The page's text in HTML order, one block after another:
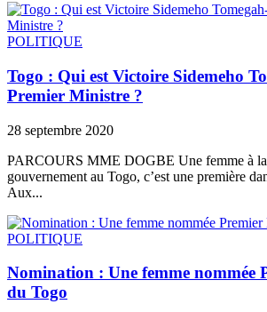
POLITIQUE
Togo : Qui est Victoire Sidemeho
Premier Ministre ?
28 septembre 2020
PARCOURS MME DOGBE Une femme à la
gouvernement au Togo, c’est une première
Aux...
POLITIQUE
Nomination : Une femme nommée
du Togo